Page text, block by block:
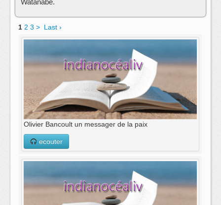
Watanabe.
1 2 3 > Last ›
Olivier Bancoult un messager de la paix
ecouter